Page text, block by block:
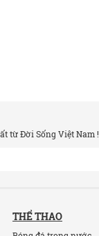
từ Đời Sống Việt Nam !
THỂ THAO